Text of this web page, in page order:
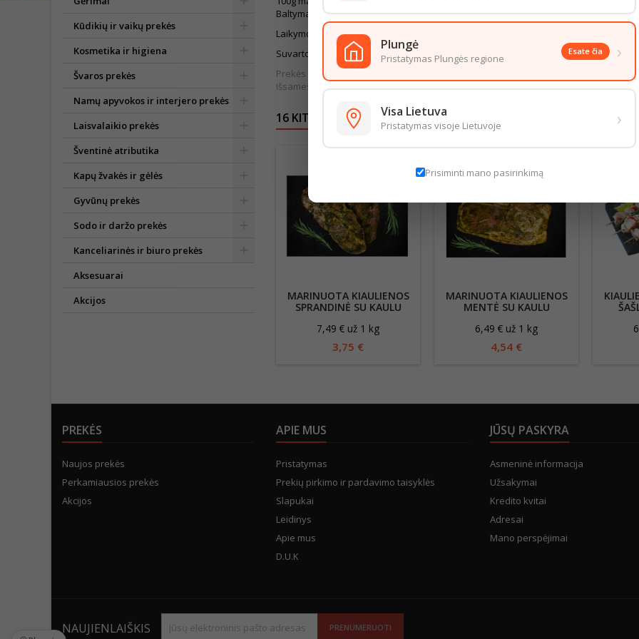
Kūdikių ir vaikų prekės
Kosmetika ir higiena
Švaros prekės
Namų apyvokos ir interjero prekės
Laisvalaikio prekės
Šventinė atributika
Kapų žvakės ir gėlės
Gyvūnų prekės
Sodo ir daržo prekės
Kanceliarinės ir biuro prekės
Aksesuarai
Akcijos
Baltymai 13.2g. Druska 1,0g.
Laikymo sąlygos: 0°...+4°C. Prieš vartojimą termiškai apdoroti.
Suvartoti rekomenduojama tą pačią dieną.
Prekės išvaizda gali šiek tiek skirtis nuo pateiktos nuotraukoje. Informacija, kurią
Išsamesnė informacija pateikiama ant produkto pakuotės. Rekomenduojame
16 KITOS PREKĖS TOJE PAČIOJE KATEGORIJOJE:
MARINUOTA KIAULIENOS
SPRANDINĖ SU KAULU
7,49 € už 1 kg
3,75 €
MARINUOTA KIAULIENOS
MENTĖ SU KAULU
6,49 € už 1 kg
4,54 €
PREKĖS
Naujos prekės
Perkamiausios prekės
Akcijos
APIE MUS
Pristatymas
Prekių pirkimo ir pardavimo taisyklės
Slapukai
Leidinys
Apie mus
D.U.K
JŪSŲ PASKYRA
Asmeninė informacija
Užsakymai
Kredito kvitai
Adresai
Mano perspėjimai
NAUJIENLAIŠKIS
Plungė
Pristatymas Plungės regione
Esate čia ›
Visa Lietuva
Pristatymas visoje Lietuvoje ›
Prisiminti mano pasirinkimą